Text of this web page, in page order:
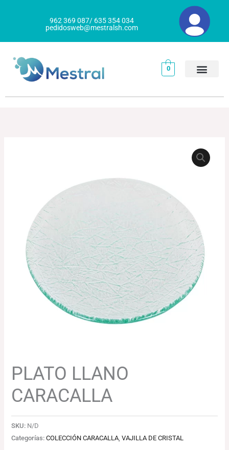
962 369 087/ 635 354 034
pedidosweb@mestralsh.com
0
PLATO LLANO
CARACALLA
SKU: N/D
Categorías:COLECCIÓN CARACALLA ,VAJILLA DE CRISTAL
55.00€
hasta
83.30€